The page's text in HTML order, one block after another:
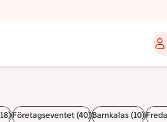
Företagseventet (40)Barnkalas (10)